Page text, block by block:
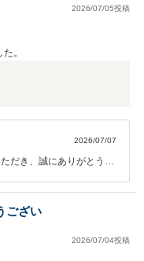
2026/07/05投稿
。
2026/07/07
だき、誠にありがとうご
ヒ様のカーライフが素敵
っかりとサポートさせて
願い致します！ メルセ
ござい
2026/07/04投稿